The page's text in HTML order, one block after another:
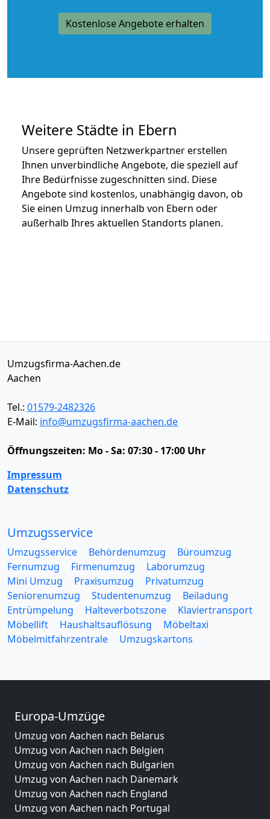
Kostenlose Angebote erhalten
Weitere Städte in Ebern
Unsere geprüften Netzwerkpartner erstellen
Ihnen unverbindliche Angebote, die speziell auf
Ihre Bedürfnisse zugeschnitten sind. Diese
Angebote sind kostenlos, unabhängig davon, ob
Sie einen Umzug innerhalb von Ebern oder
außerhalb Ihres aktuellen Standorts planen.
Umzugsfirma-Aachen.de
Aachen
Tel.: 01579-2482326
E-Mail: info@umzugsfirma-aachen.de
Öffnungszeiten: Mo - Sa: 07:30 - 17:00 Uhr
Impressum
Datenschutz
Umzugsservice
Umzugsservice Behördenumzug
Büroumzug
Fernumzug
Firmenumzug
Laborumzug
Mini Umzug
Praxisumzug
Privatumzug
Seniorenumzug
Studentenumzug
Beiladung
Entrümpelung
Halteverbotszone
Klaviertransport
Möbellift
Haushaltsauflösung
Möbeltaxi
Möbelmitfahrzentrale
Umzugskartons
Europa-Umzüge
Umzug von Aachen nach Belarus
Umzug von Aachen nach Belgien
Umzug von Aachen nach Bulgarien
Umzug von Aachen nach Dänemark
Umzug von Aachen nach England
Umzug von Aachen nach Portugal